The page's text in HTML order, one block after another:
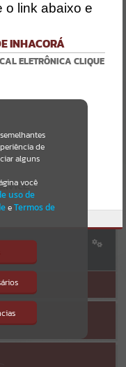
de
alguns
você
uso de
eTermos de
o link abaixo e
INHACORÁ
ELETRÔNICA CLIQUE
static/bundle/wpo_inde